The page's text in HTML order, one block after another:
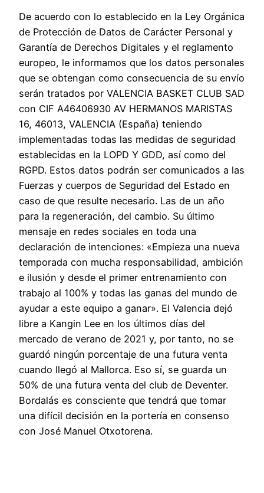
De acuerdo con lo establecido en la Ley Orgánica
de Protección de Datos de Carácter Personal y
Garantía de Derechos Digitales y el reglamento
europeo, le informamos que los datos personales
que se obtengan como consecuencia de su envío
serán tratados por VALENCIA BASKET CLUB SAD
con CIF A46406930 AV HERMANOS MARISTAS
16, 46013, VALENCIA (España) teniendo
implementadas todas las medidas de seguridad
establecidas en la LOPD Y GDD, así como del
RGPD. Estos datos podrán ser comunicados a las
Fuerzas y cuerpos de Seguridad del Estado en
caso de que resulte necesario. Las de un año
para la regeneración, del cambio. Su último
mensaje en redes sociales en toda una
declaración de intenciones: «Empieza una nueva
temporada con mucha responsabilidad, ambición
e ilusión y desde el primer entrenamiento con
trabajo al 100% y todas las ganas del mundo de
ayudar a este equipo a ganar». El Valencia dejó
libre a Kangin Lee en los últimos días del
mercado de verano de 2021 y, por tanto, no se
guardó ningún porcentaje de una futura venta
cuando llegó al Mallorca. Eso sí, se guarda un
50% de una futura venta del club de Deventer.
Bordalás es consciente que tendrá que tomar
una difícil decisión en la portería en consenso
con José Manuel Otxotorena.